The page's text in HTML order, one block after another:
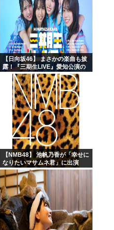
【日向坂46】 まさかの楽曲も披
露！『三期生LIVE』愛知公演の
レポがこちら
【NMB48】 池帆乃香が「幸せに
なりたいマサムネ君」に出演